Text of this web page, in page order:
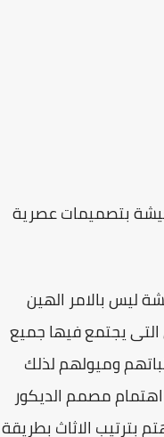
بتصميمات عصرية
بالامر الهين
يجتمع فيها جميع
وميولهم لذلك
مصمم الديكور
الاثاث بطريقة